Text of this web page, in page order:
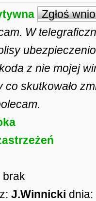
Zgłoś
W
z nie mojej
co skutkowało
brak
J.Winnicki dnia: